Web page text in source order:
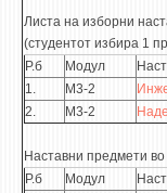
Листа на изборни
(студентот избира 1
Р.б
Модул
1.
М3-2
2.
М3-2
Наставни предмети
Р.б
Модул